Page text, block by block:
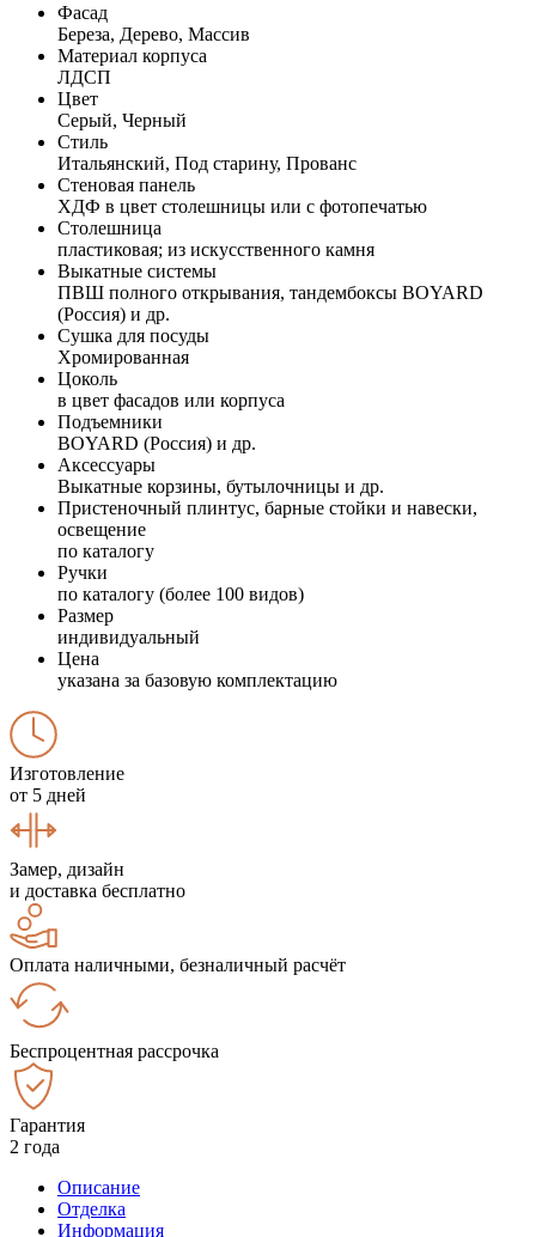
Фасад
Береза, Дерево, Массив
Материал корпуса
ЛДСП
Цвет
Серый, Черный
Стиль
Итальянский, Под старину, Прованс
Стеновая панель
ХДФ в цвет столешницы или с фотопечатью
Столешница
пластиковая; из искусственного камня
Выкатные системы
ПВШ полного открывания, тандембоксы BOYARD
(Россия) и др.
Сушка для посуды
Хромированная
Цоколь
в цвет фасадов или корпуса
Подъемники
BOYARD (Россия) и др.
Аксессуары
Выкатные корзины, бутылочницы и др.
Пристеночный плинтус, барные стойки и навески,
освещение
по каталогу
Ручки
по каталогу (более 100 видов)
Размер
индивидуальный
Цена
указана за базовую комплектацию
Изготовление
от 5 дней
Замер, дизайн
и доставка бесплатно
Оплата наличными, безналичный расчёт
Беспроцентная рассрочка
Гарантия
2 года
Описание
Отделка
Информация